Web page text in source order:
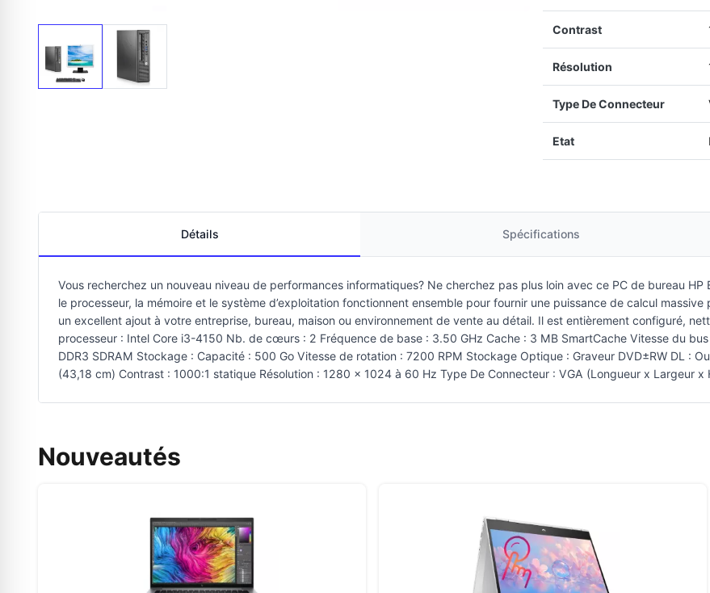
Contrast
Résolution
Type De Connecteur
Etat
Détails Spécifications
Vous recherchez un nouveau niveau de performances informatiques? Ne cherchez pas plus loin avec ce PC de bureau
le processeur, la mémoire et le système d’exploitation fonctionnent ensemble pour fournir une puissance de calcul
un excellent ajout à votre entreprise, bureau, maison ou environnement de vente au détail. Il est entièrement configuré,
processeur : Intel Core i3-4150 Nb. de cœurs : 2 Fréquence de base : 3.50 GHz Cache : 3 MB SmartCache Vitesse du
DDR3 SDRAM Stockage : Capacité : 500 Go Vitesse de rotation : 7200 RPM Stockage Optique : Graveur DVD±RW DL :
(43,18 cm) Contrast : 1000:1 statique Résolution : 1280 x 1024 à 60 Hz Type De Connecteur : VGA (Longueur x Largeur
Nouveautés